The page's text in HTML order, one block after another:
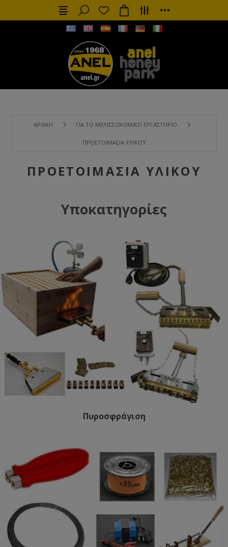
ΑΡΧΙΚΉ ΓΙΑ ΤΟ ΜΕΛΙΣΣΟΚΟΜΙΚΌ ΕΡΓΑΣΤΉΡΙΟ
ΠΡΟΕΤΟΙΜΑΣΊΑ ΥΛΙΚΟΎ
ΠΡΟΕΤΟΙΜΑΣΊΑ ΥΛΙΚΟΎ
Υποκατηγορίες
Πυροσφράγιση